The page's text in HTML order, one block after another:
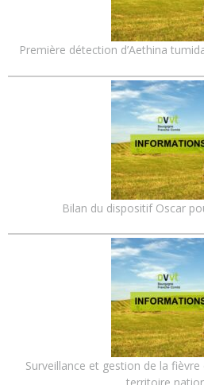
Première détection d’Aethina
Bilan du dispositif Oscar
Surveillance et gestion de la